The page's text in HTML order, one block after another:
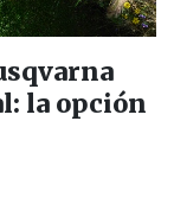
la opción